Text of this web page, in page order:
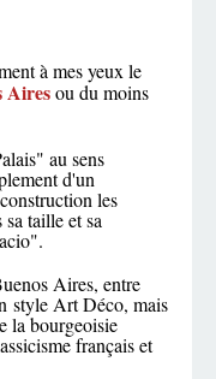
à mes yeux le
Airesou du moins
au sens
d'un
les
taille et sa
Aires, entre
style Art Déco, mais
la bourgeoisie
français et